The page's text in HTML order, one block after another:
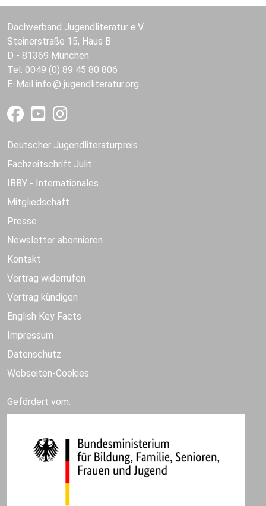
Dachverband Jugendliteratur e.V.
Steinerstraße 15, Haus B
D - 81369 München
Tel. 0049 (0) 89 45 80 806
E-Mail info jugendliteratur.org
Deutscher Jugendliteraturpreis
Fachzeitschrift Julit
IBBY - Internationales
Mitgliedschaft
Presse
Newsletter abonnieren
Kontakt
Vertrag widerrufen
Vertrag kündigen
English Key Facts
Impressum
Datenschutz
Webseiten-Cookies
Gefördert vom: